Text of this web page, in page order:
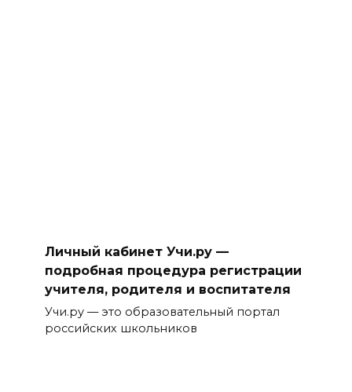
Личный кабинет Учи.ру —
подробная процедура регистрации
учителя, родителя и воспитателя
Учи.ру — это образовательный портал
российских школьников